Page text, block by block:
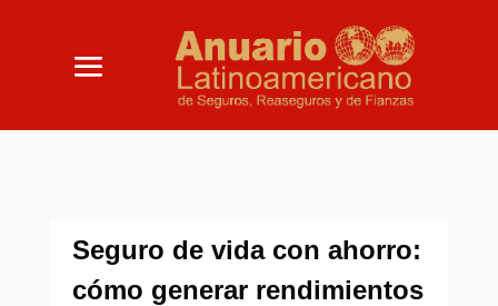
Seguro de vida con ahorro:
cómo generar rendimientos